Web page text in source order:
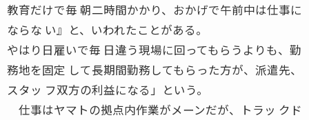
教育だけで毎 朝二時間かかり、おかげで午前中は仕事に
ならな い』と、いわれたことがある。
やはり日雇いで毎 日違う現場に回ってもらうよりも、勤
務地を固定 して長期間勤務してもらった方が、派遣先、
スタッ フ双方の利益になる」という。
仕事はヤマトの拠点内作業がメーンだが、トラッ クド